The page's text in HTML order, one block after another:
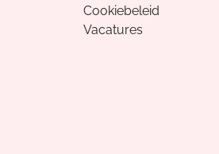
Cookiebeleid
Vacatures